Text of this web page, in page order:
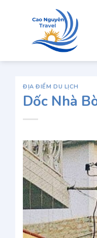
ĐỊA ĐIỂM DU LỊCH
Dốc Nhà